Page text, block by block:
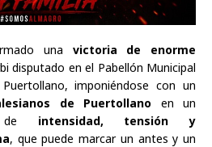
una victoria de enorme
disputado en el Pabellón Municipal
imponiéndose con un
de Puertollano en un
de intensidad, tensión y
, que puede marcar un antes y un